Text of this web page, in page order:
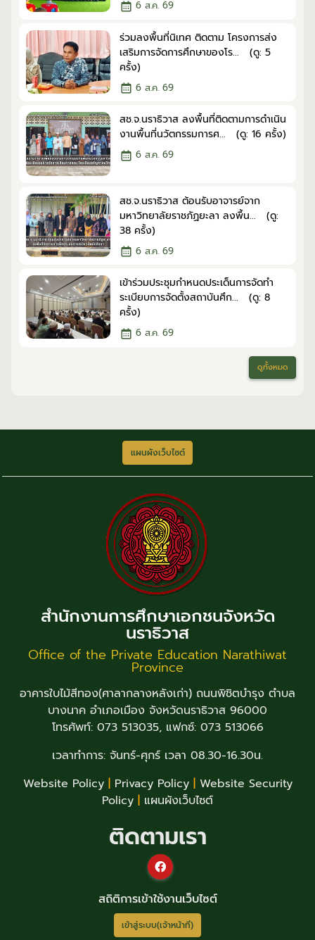
6 ส.ค. 69
ร่วมลงพื้นที่นิเทศ ติดตาม โครงการส่ง
เสริมการจัดการศึกษาของโร... (ดู: 5
ครั้ง)
6 ส.ค. 69
สช.จ.นราธิวาส ลงพื้นที่ติดตามการดำเนิน
งานพื้นที่นวัตกรรมการศ... (ดู: 16 ครั้ง)
6 ส.ค. 69
สช.จ.นราธิวาส ต้อนรับอาจารย์จาก
มหาวิทยาลัยราชภัฏยะลา ลงพื้น... (ดู:
38 ครั้ง)
6 ส.ค. 69
เข้าร่วมประชุมกำหนดประเด็นการจัดทำ
ระเบียบการจัดตั้งสถาบันศึก... (ดู: 8
ครั้ง)
6 ส.ค. 69
ดูทั้งหมด
แผนผังเว็บไซต์
สำนักงานการศึกษาเอกชนจังหวัด
นราธิวาส
Office of the Private Education Narathiwat
Province
อาคารใบไม้สีทอง(ศาลากลางหลังเก่า) ถนนพิชิตบำรุง ตำบล
บางนาค อำเภอเมือง จังหวัดนราธิวาส 96000
โทรศัพท์: 073 513035, แฟกซ์: 073 513066
เวลาทำการ: จันทร์-ศุกร์ เวลา 08.30-16.30น.
Website Policy | Privacy Policy | Website Security
Policy | แผนผังเว็บไซต์
ติดตามเรา
สถิติการเข้าใช้งานเว็บไซต์
เข้าสู่ระบบ(เจ้าหน้าที่)